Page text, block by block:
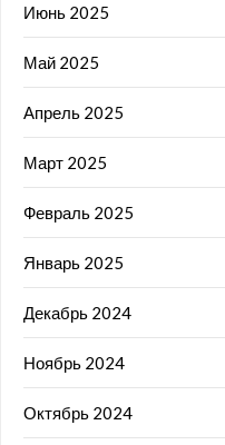
Июнь 2025
Май 2025
Апрель 2025
Март 2025
Февраль 2025
Январь 2025
Декабрь 2024
Ноябрь 2024
Октябрь 2024